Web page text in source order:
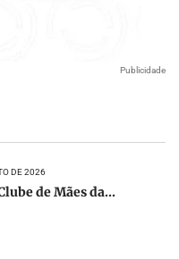
Publicidade
DE 2026
de Mães da...